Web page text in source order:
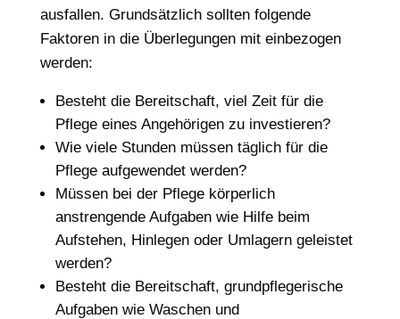
ausfallen. Grundsätzlich sollten folgende
Faktoren in die Überlegungen mit einbezogen
werden:
Besteht die Bereitschaft, viel Zeit für die
Pflege eines Angehörigen zu investieren?
Wie viele Stunden müssen täglich für die
Pflege aufgewendet werden?
Müssen bei der Pflege körperlich
anstrengende Aufgaben wie Hilfe beim
Aufstehen, Hinlegen oder Umlagern geleistet
werden?
Besteht die Bereitschaft, grundpflegerische
Aufgaben wie Waschen und